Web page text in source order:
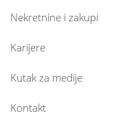
Nekretnine i zakupi
Karijere
Kutak za medije
Kontakt